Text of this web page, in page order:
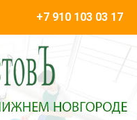
+7 910 103 03 17
работы